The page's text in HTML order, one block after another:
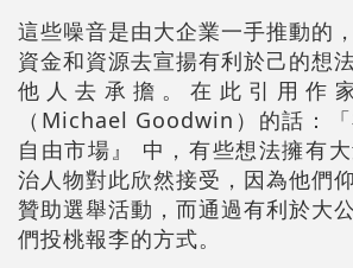
這些噪音是由大企業一手推動的
資金和資源去宣揚有利於己的想
他人去承擔。在此引用作
（Michael Goodwin）的話：
自由市場』 中，有些想法擁有
治人物對此欣然接受，因為他們
贊助選舉活動，而通過有利於大
們投桃報李的方式。